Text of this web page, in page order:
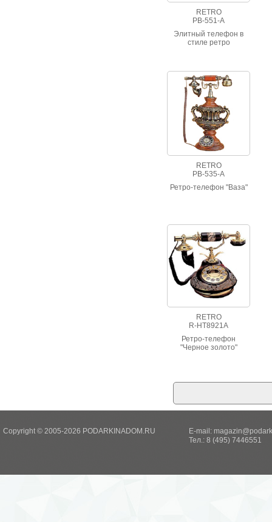
RETRO
PB-551-A
Элитный телефон в
стиле ретро
RETRO
PB-535-A
Ретро-телефон "Ваза"
RETRO
R-HT8921А
Ретро-телефон
"Черное золото"
Copyright © 2005-2026 PODARKINADOM.RU E-mail:
Тел.: 8 (495) 7446551